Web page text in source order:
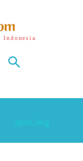
Indonesia